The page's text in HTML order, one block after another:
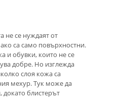
не се нуждаят от
са само повърхностни.
и обувки, които не се
добре. Но изглежда
слоя кожа са
мехур. Тук може да
докато блистерът